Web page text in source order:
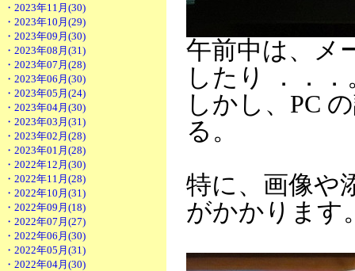
・2023年11月(30)
・2023年10月(29)
・2023年09月(30)
・2023年08月(31)
・2023年07月(28)
・2023年06月(30)
・2023年05月(24)
・2023年04月(30)
・2023年03月(31)
・2023年02月(28)
・2023年01月(28)
・2022年12月(30)
・2022年11月(28)
・2022年10月(31)
・2022年09月(18)
・2022年07月(27)
・2022年06月(30)
・2022年05月(31)
・2022年04月(30)
午前中は、メ
したり ．．．
しかし、PC
る。
特に、画像や
がかかります